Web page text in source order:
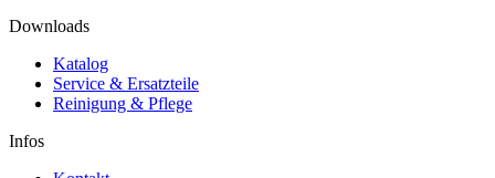
Downloads
Katalog
Service & Ersatzteile
Reinigung & Pflege
Infos